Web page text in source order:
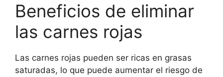
Beneficios de eliminar
las carnes rojas
Las carnes rojas pueden ser ricas en grasas
saturadas, lo que puede aumentar el riesgo de